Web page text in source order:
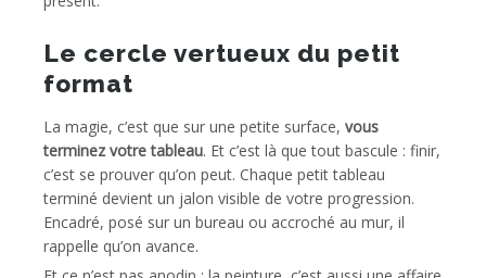
Le cercle vertueux du petit
format
La magie, c’est que sur une petite surface, vous
terminez votre tableau. Et c’est là que tout bascule : finir,
c’est se prouver qu’on peut. Chaque petit tableau
terminé devient un jalon visible de votre progression.
Encadré, posé sur un bureau ou accroché au mur, il
rappelle qu’on avance.